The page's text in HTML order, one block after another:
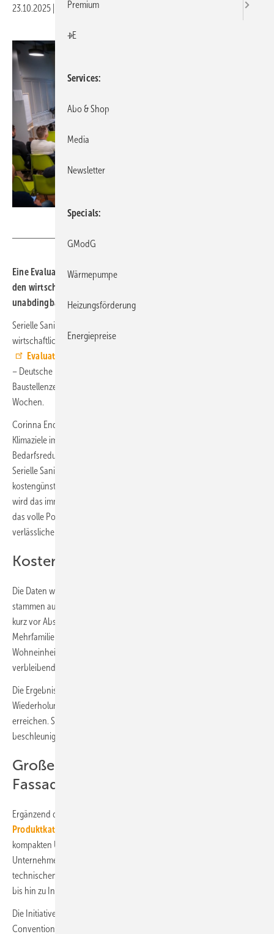
23.10.2025 Druckvorschau
Eine Evaluation der dena verdeut­licht: Serielle Sanie­rungen wer­
den wirt­schaft­licher und plan­barer, die ver­läss­liche Förde­rung
unab­dingbar.
Serielle Sanierungen sind seit der Umsetzung mehrerer Pilotprojekte
wirtschaftlicher und planbarer geworden: Das zeigt eine aktuelle
Evaluation
– Deutsche Energie-Agentur. Die Kosten sanken um rund ein Drittel,
Baustellenzeiten halbierten sich von 14 auf durchschnittlich 7
Wochen.
Corinna Enders, Vorsitzende der dena-Geschäftsführung: „Um die
Klimaziele im Gebäudesektor zu erreichen, ist eine deutliche
Bedarfsreduzierung durch mehr Energieeffizienz entscheidend.
Serielle Sanierungen bieten dafür eine schnelle, skalierbare und
kostengünstige Lösung – insbesondere im Mehrfamilienhausbereich
wird das immer attraktiver. Damit daraus ein Breitenmarkt wird, der
das volle Potenzial dieses Ansatzes ausschöpft, braucht es eine
verlässliche Förderung.“
Kosten runter, Tempo rauf
Die Daten wurden anonym von den Projektpartnern bereitgestellt. Sie
stammen aus 14 fertiggestellten Projekten sowie einem weiteren, das
kurz vor Abschluss stand. Es handelt sich um Ein- und
Mehrfamilienhäuser unterschiedlicher Größe mit bis zu 198
Wohneinheiten. Bei 86 % der Gebäude wurde EH 55 realisiert, bei den
verbleibenden 14 % EH 40.
Die Ergebnisse machen auch deutlich, dass Projektgröße und
Wiederholungseffekte entscheidend sind, um Kostensenkungen zu
erreichen. Standardisierungen bei der Planung und bei Prozessen
beschleunigen die Abläufe und lassen die Kosten zusätzlich sinken.
Große Bandbreite marktreifer
Fassadenlösungen
Ergänzend dazu schafft der neue
Produktkatalog
kompakten Überblick zu verschiedenen, modularen Lösungen. 15
Unternehmen präsentieren darin ihre standardisierten Systeme – von
technischen Parametern wie U-Wert über Materialaufbau und Dicke
bis hin zu Installationsbedingungen und Nachhaltigkeitsaspekten.
Die Initiative zu dieser Übersicht ging von der Energiesprong
Convention 2024 aus. Sie ist das Ergebnis eines partizipativen
Premium
+E
Services
Abo & Shop
Media
Newsletter
Specials
GModG
Wärmepumpe
Heizungsförderung
Energiepreise